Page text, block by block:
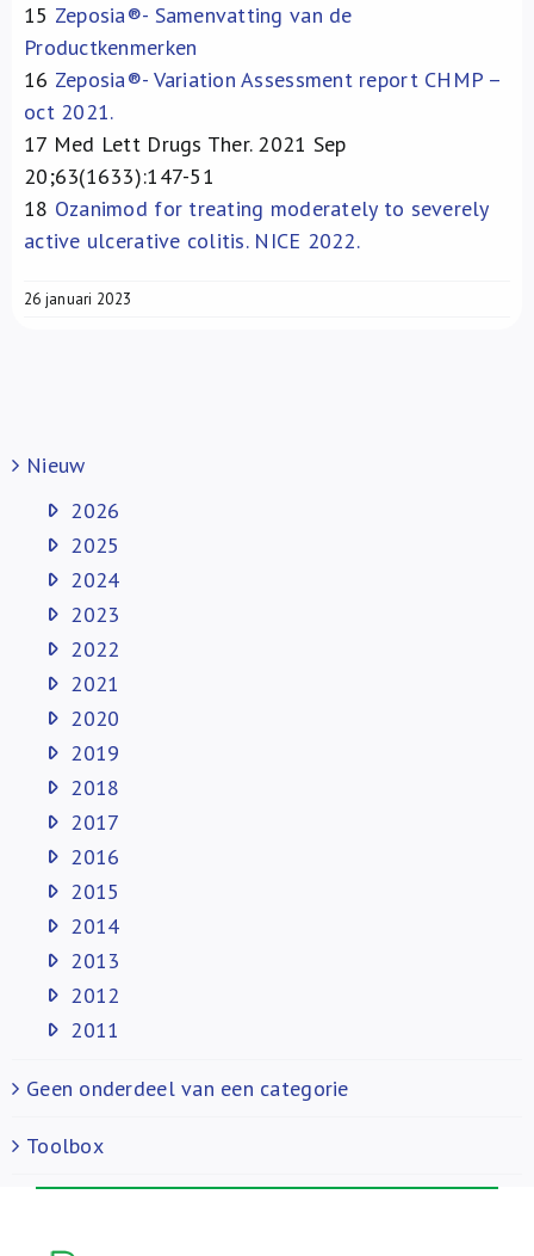
15 Zeposia®- Samenvatting van de
Productkenmerken
16 Zeposia®- Variation Assessment report CHMP –
oct 2021.
17 Med Lett Drugs Ther. 2021 Sep
20;63(1633):147-51
18 Ozanimod for treating moderately to severely
active ulcerative colitis. NICE 2022.
26 januari 2023
Nieuw
2026
2025
2024
2023
2022
2021
2020
2019
2018
2017
2016
2015
2014
2013
2012
2011
Geen onderdeel van een categorie
Toolbox